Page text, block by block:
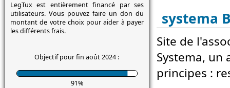
LegTux est entièrement financé par ses
utilisateurs. Vous pouvez faire un don du
montant de votre choix pour aider à payer
les différents frais.
Objectif pour fin août 2024 :
91%
systema
Site de
Systema, un
principes :